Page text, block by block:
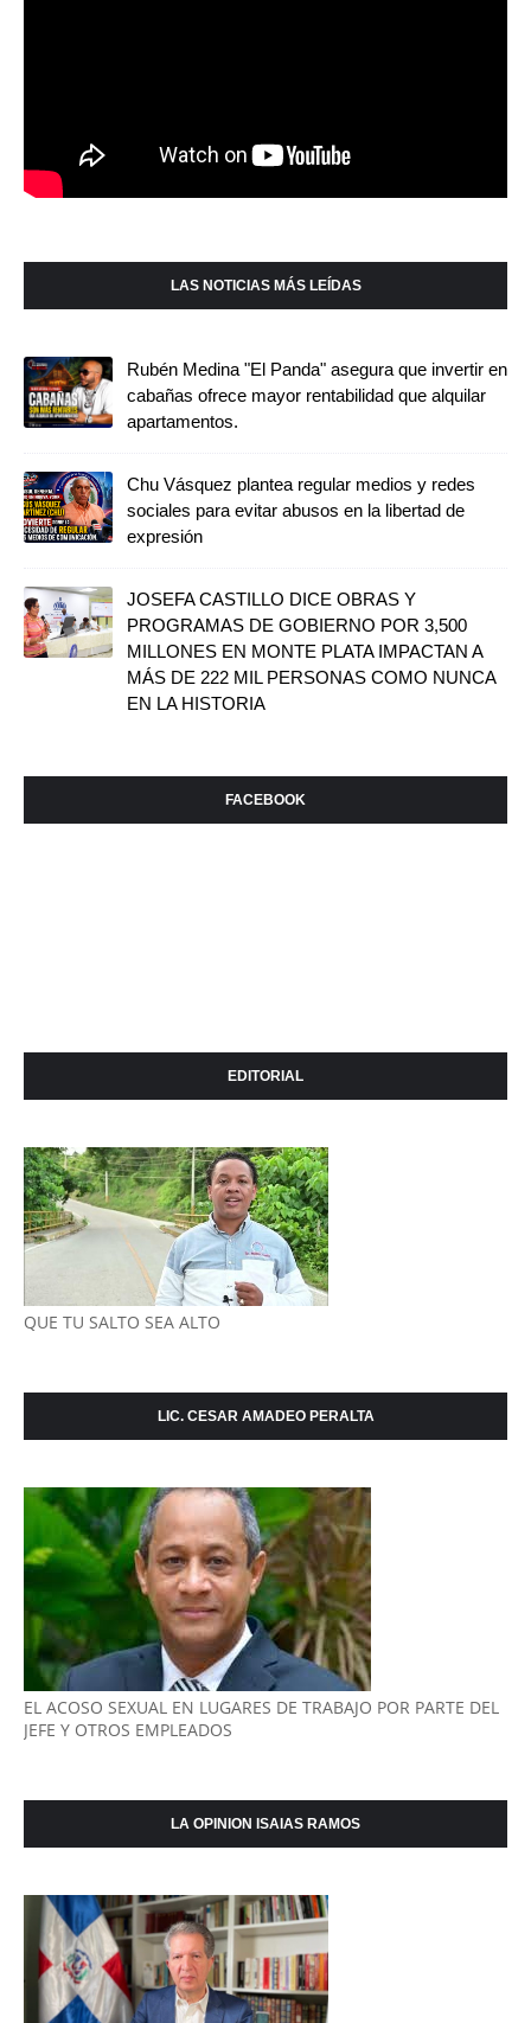
LAS NOTICIAS MÁS LEÍDAS
Rubén Medina "El Panda" asegura que invertir en
cabañas ofrece mayor rentabilidad que alquilar
apartamentos.
Chu Vásquez plantea regular medios y redes
sociales para evitar abusos en la libertad de
expresión
JOSEFA CASTILLO DICE OBRAS Y
PROGRAMAS DE GOBIERNO POR 3,500
MILLONES EN MONTE PLATA IMPACTAN A
MÁS DE 222 MIL PERSONAS COMO NUNCA
EN LA HISTORIA
FACEBOOK
EDITORIAL
QUE TU SALTO SEA ALTO
LIC. CESAR AMADEO PERALTA
EL ACOSO SEXUAL EN LUGARES DE TRABAJO POR PARTE DEL
JEFE Y OTROS EMPLEADOS
LA OPINION ISAIAS RAMOS